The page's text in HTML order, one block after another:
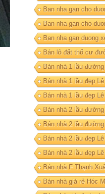
Ban nha gan cho
Ban nha gan cho
Ban nha gan duong
Bán lô đất thổ cư
Bán nhà 1 lầu
Bán nhà 1 lầu đẹp
Bán nhà 1 lầu đẹp
Bán nhà 2 lầu
Bán nhà 2 lầu
Bán nhà 2 lầu đẹp
Bán nhà 2 lầu đẹp
Bán nhà F Thạnh
Bán nhà giá rẻ Hóc